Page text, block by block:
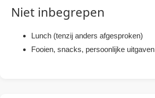
Niet inbegrepen
Lunch (tenzij anders afgesproken)
Fooien, snacks, persoonlijke uitgaven